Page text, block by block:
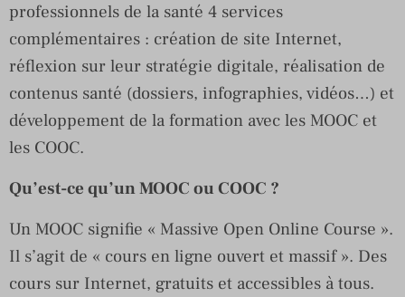
professionnels de la santé 4 services
complémentaires : création de site Internet,
réflexion sur leur stratégie digitale, réalisation de
contenus santé (dossiers, infographies, vidéos…) et
développement de la formation avec les MOOC et
les COOC.
Qu’est-ce qu’un MOOC ou COOC ?
Un MOOC signifie « Massive Open Online Course ».
Il s’agit de « cours en ligne ouvert et massif ». Des
cours sur Internet, gratuits et accessibles à tous.